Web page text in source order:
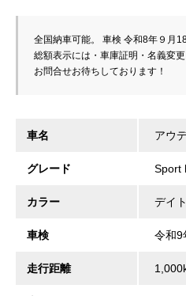
全国納車可能。 車検 令和8年９月18
総額表示には・車庫証明・名義変
お問合せお待ちしております！
車名 アウ
グレード
カラー デイ
車検 令和9
走行距離